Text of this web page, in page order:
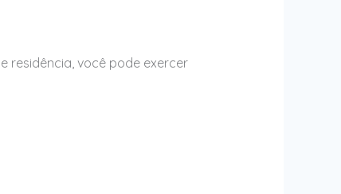
residência, você pode exercer